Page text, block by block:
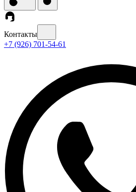
Контакты
+7 (926) 701-54-61